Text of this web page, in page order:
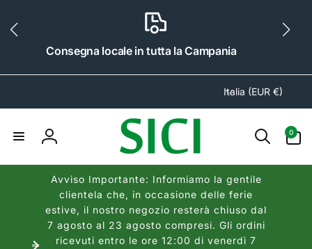
contenuti
Consegna locale in tutta la Campania
A
e
a
Italia (EUR €)
Accedi
0
articoli
Avviso Importante: Informiamo la gentile
clientela che, in occasione delle ferie
estive, il nostro negozio resterà chiuso dal
7 agosto al 23 agosto compresi. Gli ordini
ricevuti entro le ore 12:00 di venerdì 7